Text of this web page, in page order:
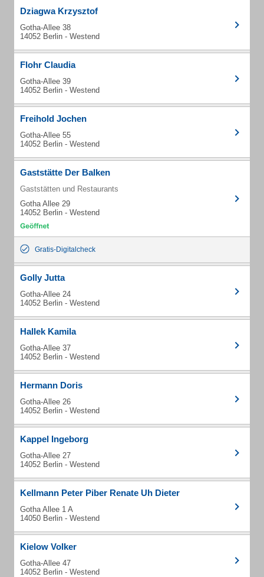
Dziagwa Krzysztof
Gotha-Allee 38
14052 Berlin - Westend
Flohr Claudia
Gotha-Allee 39
14052 Berlin - Westend
Freihold Jochen
Gotha-Allee 55
14052 Berlin - Westend
Gaststätte Der Balken
Gaststätten und Restaurants
Gotha Allee 29
14052 Berlin - Westend
Gratis-Digitalcheck
Golly Jutta
Gotha-Allee 24
14052 Berlin - Westend
Hallek Kamila
Gotha-Allee 37
14052 Berlin - Westend
Hermann Doris
Gotha-Allee 26
14052 Berlin - Westend
Kappel Ingeborg
Gotha-Allee 27
14052 Berlin - Westend
Kellmann Peter Piber Renate Uh Dieter
Gotha Allee 1 A
14050 Berlin - Westend
Kielow Volker
Gotha-Allee 47
14052 Berlin - Westend